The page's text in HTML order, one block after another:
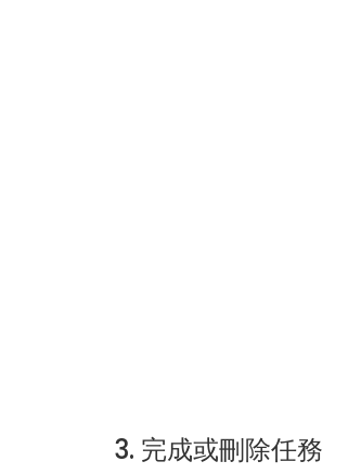
3. 完成或刪除任務